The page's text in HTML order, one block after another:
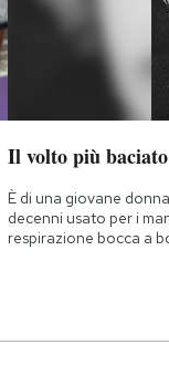
Il volto più
È di una giovane
decenni usato per i
respirazione bocca a